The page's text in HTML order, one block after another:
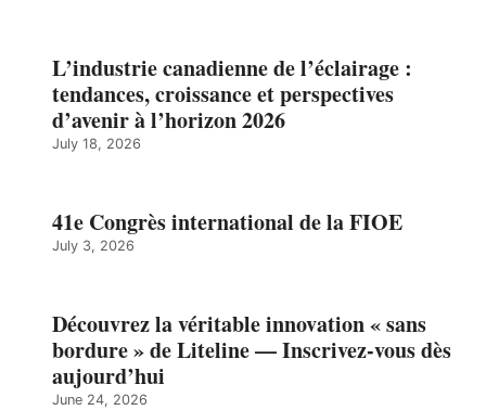
L’industrie canadienne de l’éclairage :
tendances, croissance et perspectives
d’avenir à l’horizon 2026
July 18, 2026
41e Congrès international de la FIOE
July 3, 2026
Découvrez la véritable innovation « sans
bordure » de Liteline — Inscrivez-vous dès
aujourd’hui
June 24, 2026